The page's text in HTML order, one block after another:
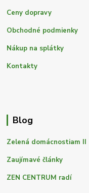
Ceny dopravy
Obchodné podmienky
Nákup na splátky
Kontakty
Blog
Zelená domácnostiam II
Zaujímavé články
ZEN CENTRUM radí